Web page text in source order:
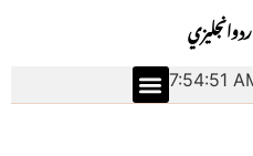
انجليزي
7:54:52